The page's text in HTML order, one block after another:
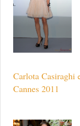
Carlota Casiraghi
Cannes 2011